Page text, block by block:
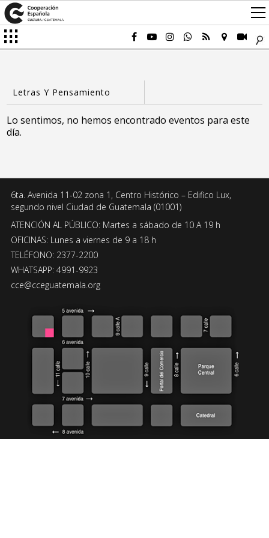
Lo sentimos, no hemos encontrado eventos para este
día.
6ta. Avenida 11-02 zona 1, Centro Histórico – Edifico Lux,
segundo nivel Ciudad de Guatemala (01001)
ATENCIÓN AL PÚBLICO: Martes a sábado de 10 A 19 h
OFICINAS: Lunes a viernes de 9 a 18 h
TELÉFONO: 2377-2200
WHATSAPP: 4991-9923
cce@cceguatemala.org